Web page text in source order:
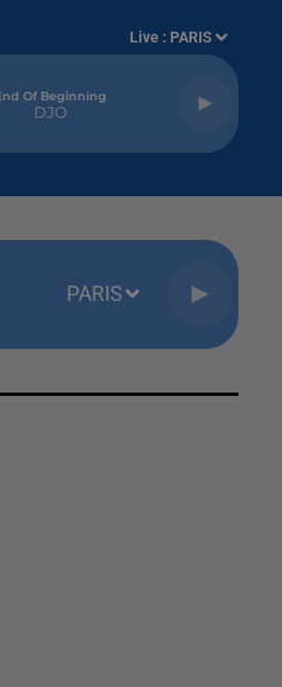
Live : PARIS
Of Beginning
DJO
PARIS